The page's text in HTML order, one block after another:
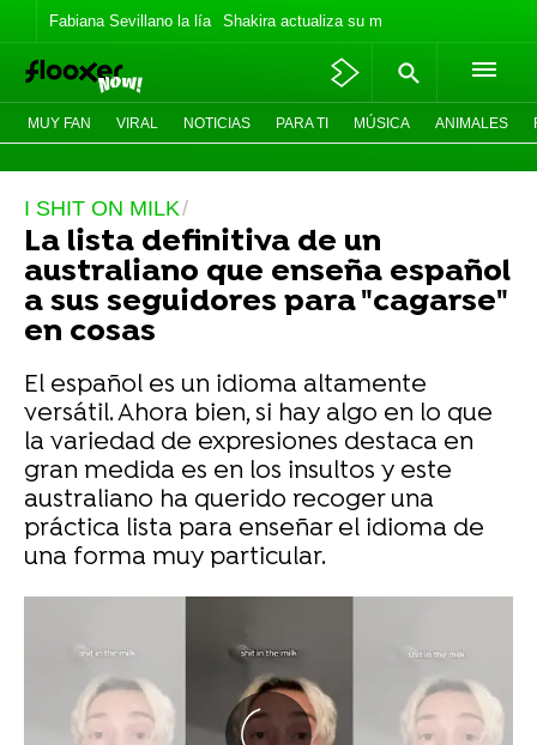
Fabiana Sevillano la lía Shakira actualiza su meme
MUY FAN VIRAL NOTICIAS PARA TI MÚSICA ANIMALES
I SHIT ON MILK
La lista definitiva de un
australiano que enseña español
a sus seguidores para "cagarse"
en cosas
El español es un idioma altamente
versátil. Ahora bien, si hay algo en lo que
la variedad de expresiones destaca en
gran medida es en los insultos y este
australiano ha querido recoger una
práctica lista para enseñar el idioma de
una forma muy particular.